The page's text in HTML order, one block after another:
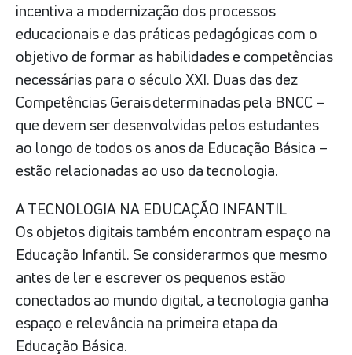
incentiva a modernização dos processos
educacionais e das práticas pedagógicas com o
objetivo de formar as habilidades e competências
necessárias para o século XXI. Duas das dez
Competências Gerais determinadas pela BNCC –
que devem ser desenvolvidas pelos estudantes
ao longo de todos os anos da Educação Básica –
estão relacionadas ao uso da tecnologia.
A TECNOLOGIA NA EDUCAÇÃO INFANTIL
Os objetos digitais também encontram espaço na
Educação Infantil. Se considerarmos que mesmo
antes de ler e escrever os pequenos estão
conectados ao mundo digital, a tecnologia ganha
espaço e relevância na primeira etapa da
Educação Básica.